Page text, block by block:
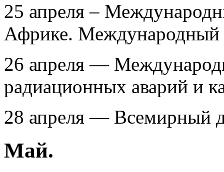
25 апреля –
Африке.
26 апреля —
радиационных аварий и
28 апреля — Всемирный
Май.